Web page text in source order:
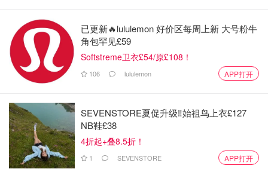
以积累5-250不等的积分，然后可以利用积分兑换亚马
逊或者John Lewis、Boots或者Argos等零售的代金
券。
已更新🔥lululemon 好价区每周上新 大号粉牛
角包罕见£59
Softstreme卫衣£54/原£108！
106 lululemon APP打开
SEVENSTORE夏促升级‼️始祖鸟上衣£127
NB鞋£38
4折起+叠8.5折！
1 SEVENSTORE APP打开